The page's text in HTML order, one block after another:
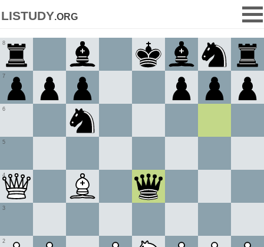
listudy.org
2
3
4
5
6
7
8